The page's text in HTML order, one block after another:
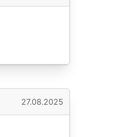
27.08.2025